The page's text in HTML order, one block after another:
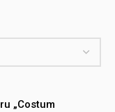
„Costum